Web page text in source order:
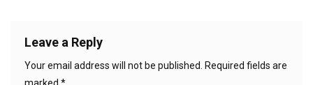
Leave a Reply
Your email address will not be published. Required fields are